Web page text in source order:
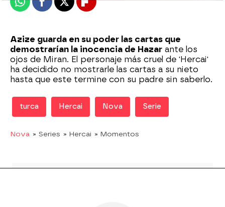
WhatsappFacebook
X Flipboard
Azize guarda en su poder las cartas que
demostrarían la inocencia de Hazar ante los
ojos de Miran. El personaje más cruel de 'Hercai'
ha decidido no mostrarle las cartas a su nieto
hasta que este termine con su padre sin saberlo.
turca Hercai Nova Serie
Nova » Series » Hercai » Momentos